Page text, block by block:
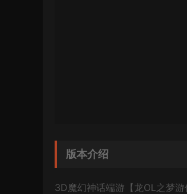
版本介绍
3D魔幻神话端游【龙OL之梦